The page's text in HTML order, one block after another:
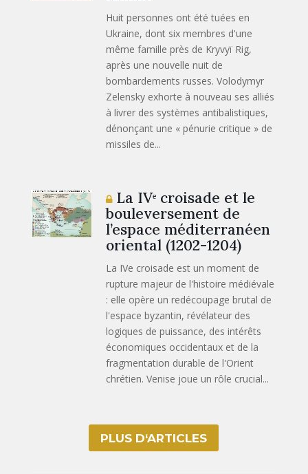
Huit personnes ont été tuées en
Ukraine, dont six membres d'une
même famille près de Kryvyï Rig,
après une nouvelle nuit de
bombardements russes. Volodymyr
Zelensky exhorte à nouveau ses alliés
à livrer des systèmes antibalistiques,
dénonçant une « pénurie critique » de
missiles de...
La IVᵉ croisade et le
bouleversement de
l’espace méditerranéen
oriental (1202-1204)
La IVe croisade est un moment de
rupture majeur de l'histoire médiévale
: elle opère un redécoupage brutal de
l'espace byzantin, révélateur des
logiques de puissance, des intérêts
économiques occidentaux et de la
fragmentation durable de l'Orient
chrétien. Venise joue un rôle crucial...
PLUS D‘ARTICLES